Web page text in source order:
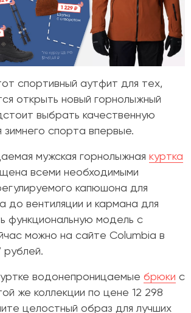
спортивный аутфит для тех,
открыть новый горнолыжный
выбрать качественную
зимнего спорта впервые.
мужская горнолыжная куртка
всеми необходимыми
капюшона для
до вентиляции и кармана для
функциональную модель с
можно на сайте Columbia в
водонепроницаемые брюки с
же коллекции по цене 12 298
целостный образ для лучших